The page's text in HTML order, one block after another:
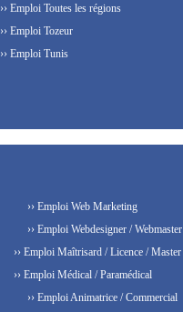
›› Emploi Toutes les régions
›› Emploi Tozeur
›› Emploi Tunis
›› Emploi Web Marketing
›› Emploi Webdesigner / Webmaster
›› Emploi Maîtrisard / Licence / Master
›› Emploi Médical / Paramédical
›› Emploi Animatrice / Commercial